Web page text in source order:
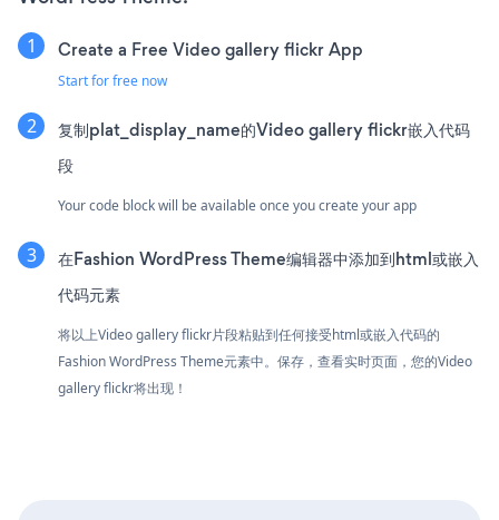
Create a Free Video gallery flickr App
Start for free now
复制plat_display_name的Video gallery flickr嵌入代码
段
Your code block will be available once you create your app
在Fashion WordPress Theme编辑器中添加到html或嵌入
代码元素
将以上Video gallery flickr片段粘贴到任何接受html或嵌入代码的
Fashion WordPress Theme元素中。保存，查看实时页面，您的Video
gallery flickr将出现！